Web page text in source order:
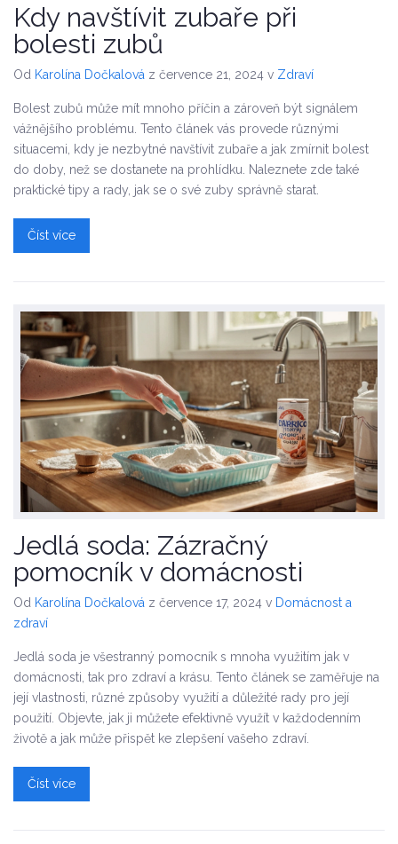
Kdy navštívit zubaře při
bolesti zubů
Od Karolína Dočkalová z července 21, 2024 v Zdraví
Bolest zubů může mít mnoho příčin a zároveň být signálem
vážnějšího problému. Tento článek vás provede různými
situacemi, kdy je nezbytné navštívit zubaře a jak zmírnit bolest
do doby, než se dostanete na prohlídku. Naleznete zde také
praktické tipy a rady, jak se o své zuby správně starat.
Číst více
Jedlá soda: Zázračný
pomocník v domácnosti
Od Karolína Dočkalová z července 17, 2024 v Domácnost a
zdraví
Jedlá soda je všestranný pomocník s mnoha využitím jak v
domácnosti, tak pro zdraví a krásu. Tento článek se zaměřuje na
její vlastnosti, různé způsoby využití a důležité rady pro její
použití. Objevte, jak ji můžete efektivně využít v každodenním
životě a jak může přispět ke zlepšení vašeho zdraví.
Číst více